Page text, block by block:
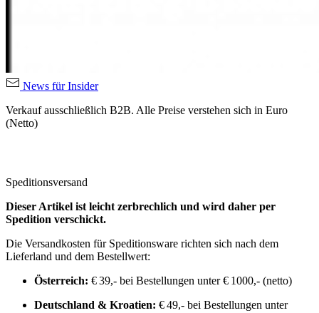
News für Insider
Verkauf ausschließlich B2B. Alle Preise verstehen sich in Euro
(Netto)
Speditionsversand
Dieser Artikel ist leicht zerbrechlich und wird daher per
Spedition verschickt.
Die Versandkosten für Speditionsware richten sich nach dem
Lieferland und dem Bestellwert:
Österreich: € 39,- bei Bestellungen unter € 1000,- (netto)
Deutschland & Kroatien: € 49,- bei Bestellungen unter